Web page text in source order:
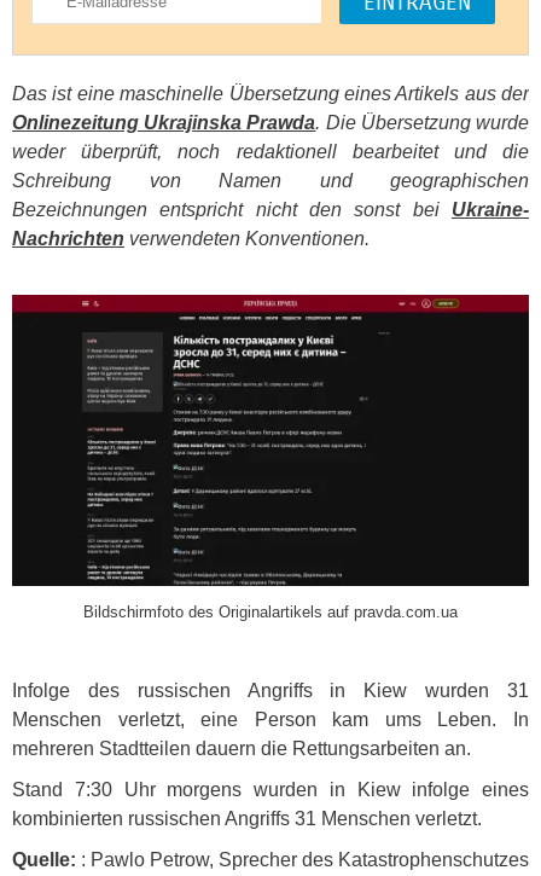
Das ist eine maschinelle Übersetzung eines Artikels aus der
Onlinezeitung Ukrajinska Prawda. Die Übersetzung wurde
weder überprüft, noch redaktionell bearbeitet und die
Schreibung von Namen und geographischen
Bezeichnungen entspricht nicht den sonst bei Ukraine-
Nachrichten verwendeten Konventionen.
Bildschirmfoto des Originalartikels auf pravda.com.ua
Infolge des russischen Angriffs in Kiew wurden 31
Menschen verletzt, eine Person kam ums Leben. In
mehreren Stadtteilen dauern die Rettungsarbeiten an.
Stand 7:30 Uhr morgens wurden in Kiew infolge eines
kombinierten russischen Angriffs 31 Menschen verletzt.
Quelle: : Pawlo Petrow, Sprecher des Katastrophenschutzes